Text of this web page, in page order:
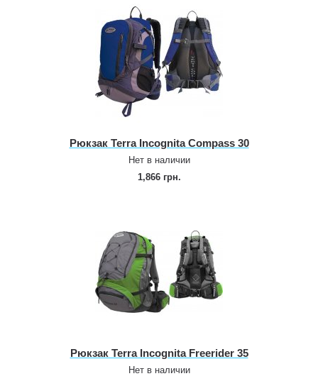
Рюкзак Terra Incognita Compass 30
Нет в наличии
1,866 грн.
Рюкзак Terra Incognita Freerider 35
Нет в наличии